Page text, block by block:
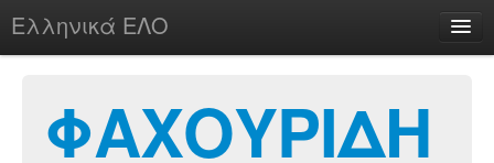
Ελληνικά ΕΛΟ
ΦΑΧΟΥΡΙΔΗ